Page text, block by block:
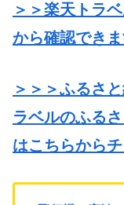
＞＞楽天トラ
から確認できま
＞＞＞ふるさ
ラベルのふる
はこちらからチ